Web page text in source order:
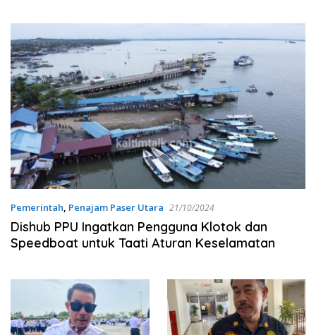
Pemerintah, Penajam Paser Utara 21/10/2024
Dishub PPU Ingatkan Pengguna Klotok dan
Speedboat untuk Taati Aturan Keselamatan